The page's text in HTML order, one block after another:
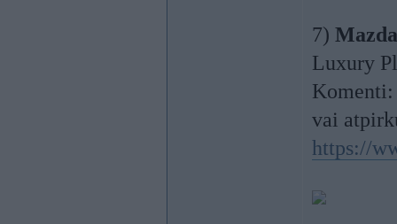
7)
Luxury
Komenti:
vai
https://